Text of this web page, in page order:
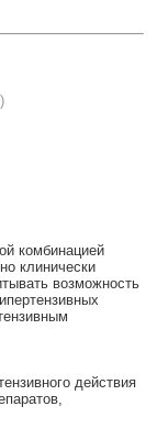
комбинацией
клинически
возможность
действия